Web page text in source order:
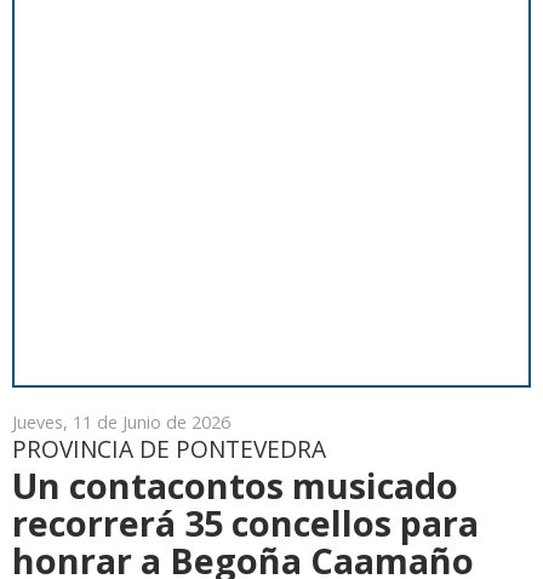
Jueves, 11 de Junio de 2026
PROVINCIA DE PONTEVEDRA
Un contacontos musicado
recorrerá 35 concellos para
honrar a Begoña Caamaño